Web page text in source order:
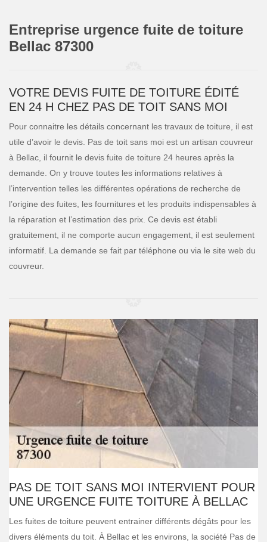
Entreprise urgence fuite de toiture
Bellac 87300
VOTRE DEVIS FUITE DE TOITURE ÉDITÉ
EN 24 H CHEZ PAS DE TOIT SANS MOI
Pour connaitre les détails concernant les travaux de toiture, il est
utile d’avoir le devis. Pas de toit sans moi est un artisan couvreur
à Bellac, il fournit le devis fuite de toiture 24 heures après la
demande. On y trouve toutes les informations relatives à
l’intervention telles les différentes opérations de recherche de
l’origine des fuites, les fournitures et les produits indispensables à
la réparation et l’estimation des prix. Ce devis est établi
gratuitement, il ne comporte aucun engagement, il est seulement
informatif. La demande se fait par téléphone ou via le site web du
couvreur.
PAS DE TOIT SANS MOI INTERVIENT POUR
UNE URGENCE FUITE TOITURE À BELLAC
Les fuites de toiture peuvent entrainer différents dégâts pour les
divers éléments du toit. À Bellac et les environs, la société Pas de